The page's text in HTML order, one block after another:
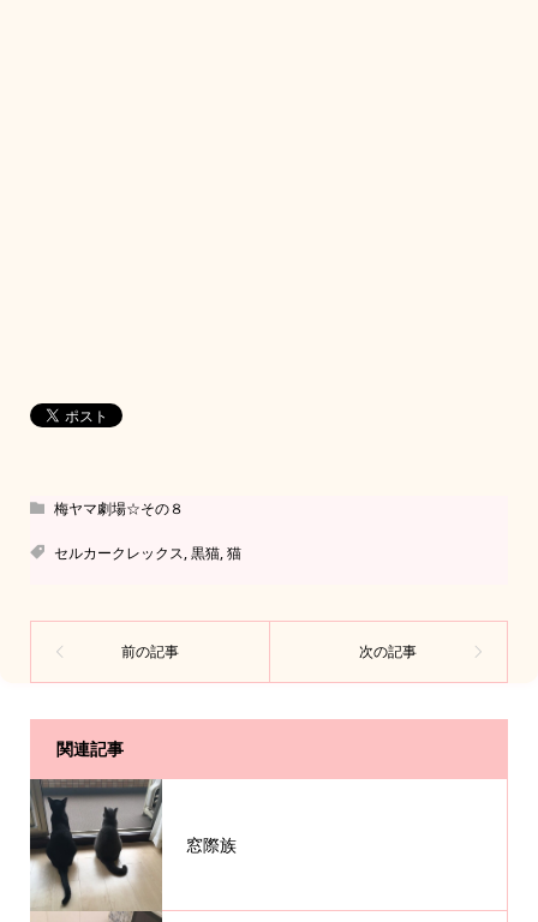
梅ヤマ劇場☆その８
セルカークレックス,黒猫,猫
関連記事
窓際族